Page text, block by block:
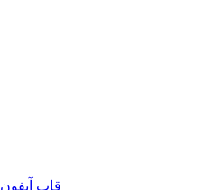
قاب آیفون 14 پرومکس و لوازم جانبی